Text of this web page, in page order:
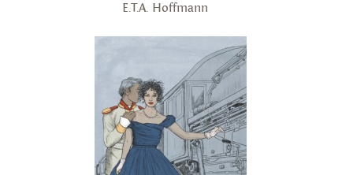
E.T.A. Hoffmann